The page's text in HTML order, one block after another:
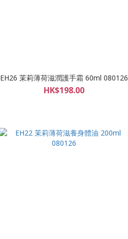
EH26 茉莉薄荷滋潤護手霜 60ml 080126
HK$198.00